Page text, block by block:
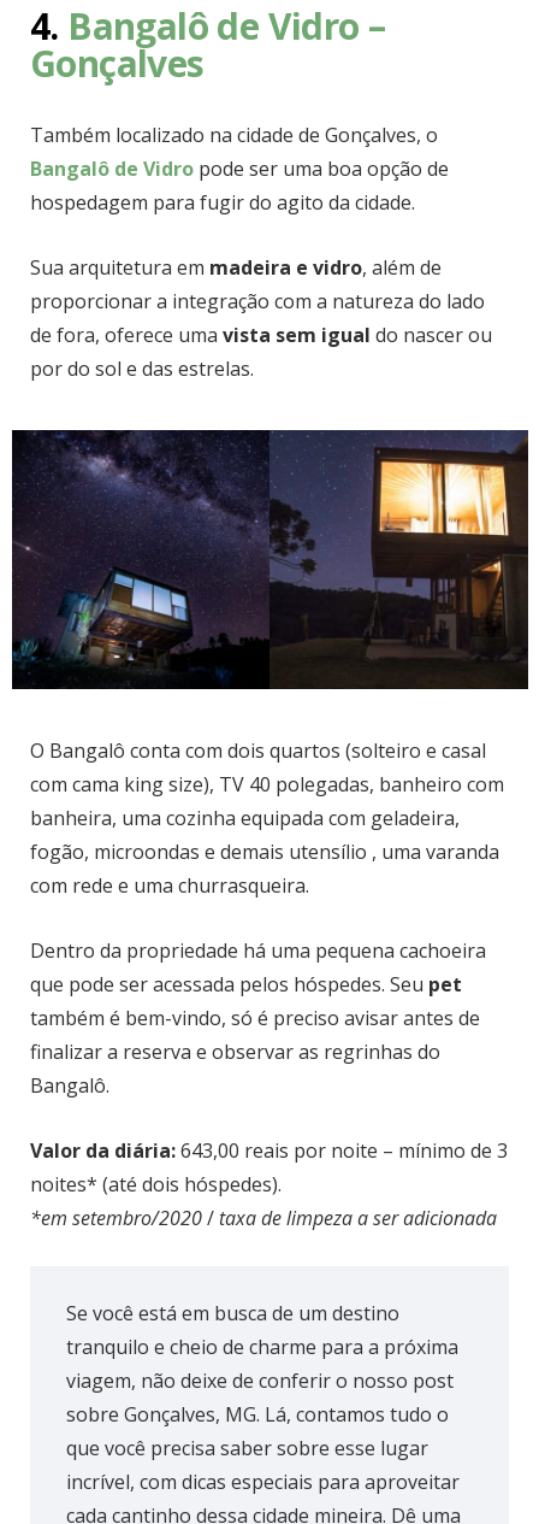
4. Bangalô de Vidro –
Gonçalves
Também localizado na cidade de Gonçalves, o
Bangalô de Vidro pode ser uma boa opção de
hospedagem para fugir do agito da cidade.
Sua arquitetura em madeira e vidro, além de
proporcionar a integração com a natureza do lado
de fora, oferece uma vista sem igual do nascer ou
por do sol e das estrelas.
O Bangalô conta com dois quartos (solteiro e casal
com cama king size), TV 40 polegadas, banheiro com
banheira, uma cozinha equipada com geladeira,
fogão, microondas e demais utensílio , uma varanda
com rede e uma churrasqueira.
Dentro da propriedade há uma pequena cachoeira
que pode ser acessada pelos hóspedes. Seu pet
também é bem-vindo, só é preciso avisar antes de
finalizar a reserva e observar as regrinhas do
Bangalô.
Valor da diária:643,00 reais por noite – mínimo de 3
noites* (até dois hóspedes).
*em setembro/2020/ taxa de limpeza a ser adicionada
Se você está em busca de um destino
tranquilo e cheio de charme para a próxima
viagem, não deixe de conferir o nosso post
sobre Gonçalves, MG. Lá, contamos tudo o
que você precisa saber sobre esse lugar
incrível, com dicas especiais para aproveitar
cada cantinho dessa cidade mineira. Dê uma